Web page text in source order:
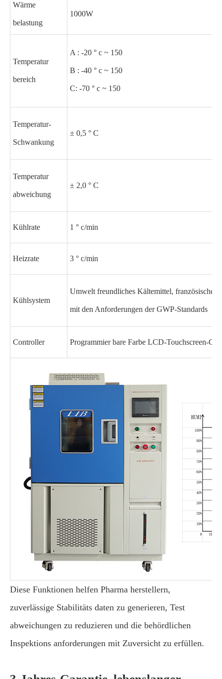
Wärme
belastung
1000W
Temperatur
bereich
A : -20 ° c ~ 150
B : -40 ° c ~ 150
C: -70 ° c ~ 150
Temperatur-
Schwankung
± 0,5 ° C
Temperatur
abweichung
± 2,0 ° C
Kühlrate 1 ° c/min
Heizrate 3 ° c/min
Kühlsystem
Umwelt freundliches Kältemittel,
mit den Anforderungen der GWP-Standards
Controller Programmier bare Farbe LCD-Touchscreen-
Diese Funktionen helfen Pharma herstellern,
zuverlässige Stabilitäts daten zu generieren, Test
abweichungen zu reduzieren und die behördlichen
Inspektions anforderungen mit Zuversicht zu erfüllen.